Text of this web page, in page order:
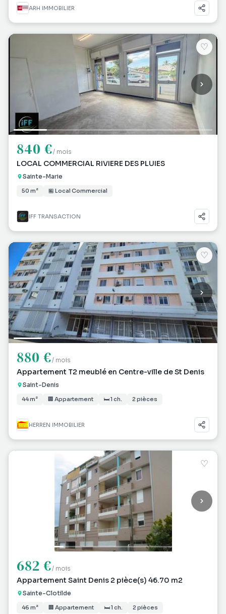
ARH IMMOBILIER
♡
840 €/ mois
LOCAL COMMERCIAL RIVIERE DES PLUIES
Sainte-Marie
50 m² 🏪 Local Commercial
IFF TRANSACTION
♡
880 €/ mois
Appartement T2 meublé en Centre-ville de St Denis
Saint-Denis
44 m² 🏢 Appartement 🛏 1 ch. 2 pièces
HERREN IMMOBILIER
♡
682 €/ mois
Appartement Saint Denis 2 pièce(s) 46.70 m2
Sainte-Clotilde
46 m² 🏢 Appartement 🛏 1 ch. 2 pièces